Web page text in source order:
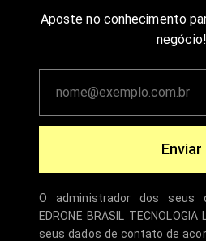
Aposte no conhecimento
negócio!
Enviar
O administrador dos seus
EDRONE BRASIL
seus dados de contato de